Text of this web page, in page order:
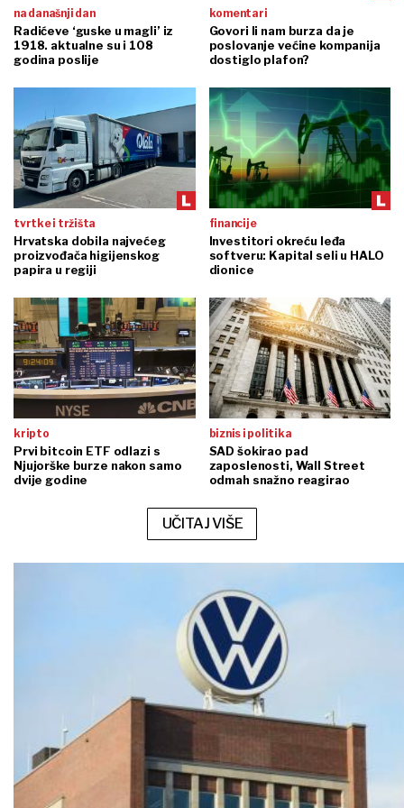
na današnji dan
Radićeve ‘guske u magli’ iz
1918. aktualne su i 108
godina poslije
komentari
Govori li nam burza da je
poslovanje većine kompanija
dostiglo plafon?
tvrtke i tržišta
Hrvatska dobila najvećeg
proizvođača higijenskog
papira u regiji
financije
Investitori okreću leđa
softveru: Kapital seli u HALO
dionice
kripto
Prvi bitcoin ETF odlazi s
Njujorške burze nakon samo
dvije godine
biznis i politika
SAD šokirao pad
zaposlenosti, Wall Street
odmah snažno reagirao
UČITAJ VIŠE